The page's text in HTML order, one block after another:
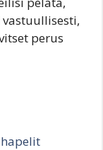
perus